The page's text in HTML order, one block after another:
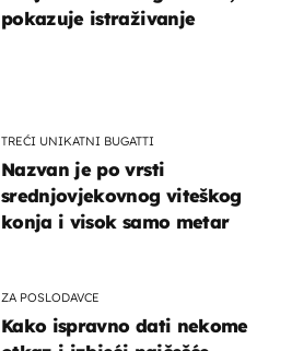
pokazuje istraživanje
TREĆI UNIKATNI BUGATTI
Nazvan je po vrsti
srednjovjekovnog viteškog
konja i visok samo metar
ZA POSLODAVCE
Kako ispravno dati nekome